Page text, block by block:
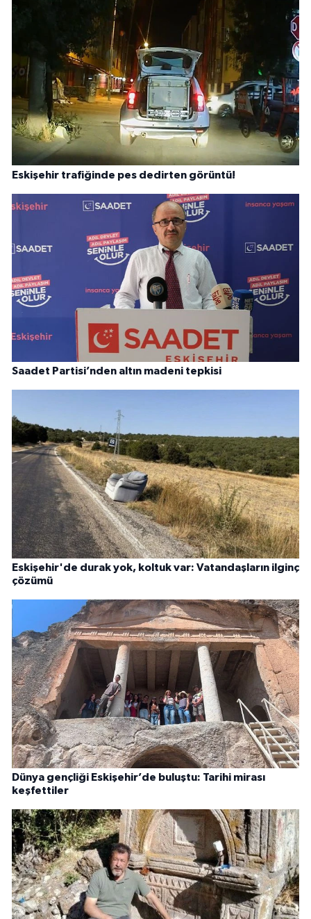
Eskişehir trafiğinde pes dedirten görüntü!
Saadet Partisi’nden altın madeni tepkisi
Eskişehir'de durak yok, koltuk var: Vatandaşların ilginç
çözümü
Dünya gençliği Eskişehir’de buluştu: Tarihi mirası
keşfettiler